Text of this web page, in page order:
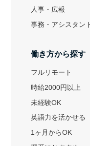
人事・広報
事務・アシスタン
働き方から探す
フルリモート
時給2000円以上
未経験OK
英語力を活かせる
1ヶ月からOK